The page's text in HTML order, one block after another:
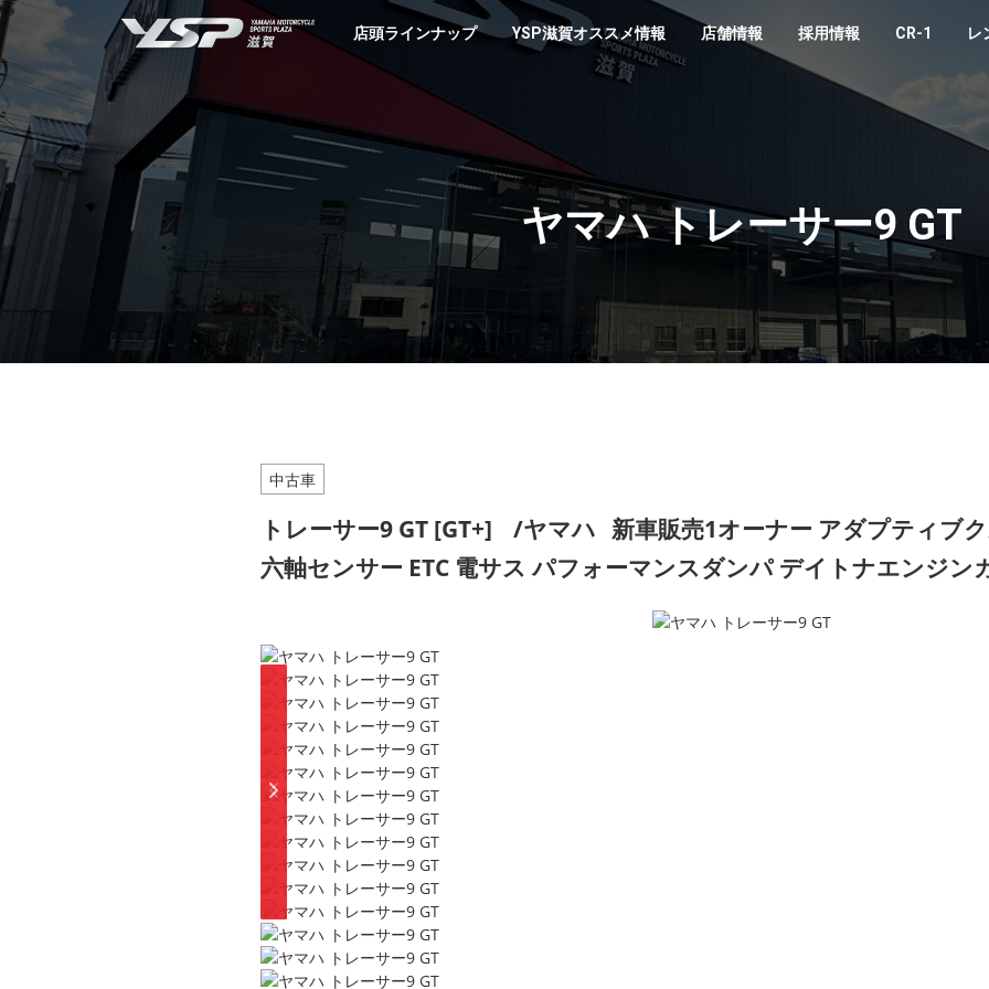
YSP滋賀店頭ラインナップ YSP滋賀オススメ情報 店舗情報 採用情報 CR-1 レ
ヤマハ トレーサー9 GT
中古車
トレーサー9 GT [GT+] /ヤマハ 新車販売1オーナー アダプティブ
六軸センサー ETC 電サス パフォーマンスダンパ デイトナエンジン